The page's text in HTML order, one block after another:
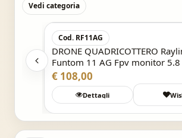
Vedi categoria
Cod. RF11AG
DRONE QUADRICOTTERO
Funtom 11 AG Fpv monitor 5.8
€ 108,00
Dettagli